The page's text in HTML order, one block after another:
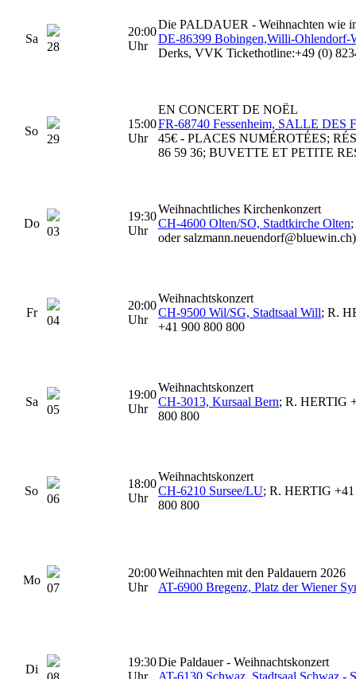
Sa
28
20:00
Uhr
Die PALDAUER - Weihnachten wie
DE-86399 Bobingen,Willi-Ohlendorf-
Derks, VVK Tickethotline:+49 (0)
So
29
15:00
Uhr
EN CONCERT DE NOËL
FR-68740 Fessenheim, SALLE DES
45€ - PLACES NUMÉROTÉES;
86 59 36; BUVETTE ET PETITE
Do
03
19:30
Uhr
Weihnachtliches Kirchenkonzert
CH-4600 Olten/SO, Stadtkirche Olten
oder salzmann.neuendorf@bluewin.ch)
Fr
04
20:00
Uhr
Weihnachtskonzert
CH-9500 Wil/SG, Stadtsaal Will; R.
+41 900 800 800
Sa
05
19:00
Uhr
Weihnachtskonzert
CH-3013, Kursaal Bern; R. HERTIG
800 800
So
06
18:00
Uhr
Weihnachtskonzert
CH-6210 Sursee/LU; R. HERTIG
800 800
Mo
07
20:00
Uhr
Weihnachten mit den Paldauern 2026
AT-6900 Bregenz, Platz der Wiener
Di
19:30
Uhr
Die Paldauer - Weihnachtskonzert
AT-6130 Schwaz, Stadtsaal Schwaz -